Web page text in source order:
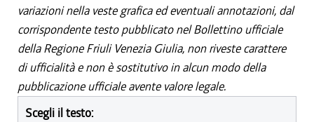
variazioni nella veste grafica ed eventuali annotazioni, dal
corrispondente testo pubblicato nel Bollettino ufficiale
della Regione Friuli Venezia Giulia, non riveste carattere
di ufficialità e non è sostitutivo in alcun modo della
pubblicazione ufficiale avente valore legale.
Scegli il testo: